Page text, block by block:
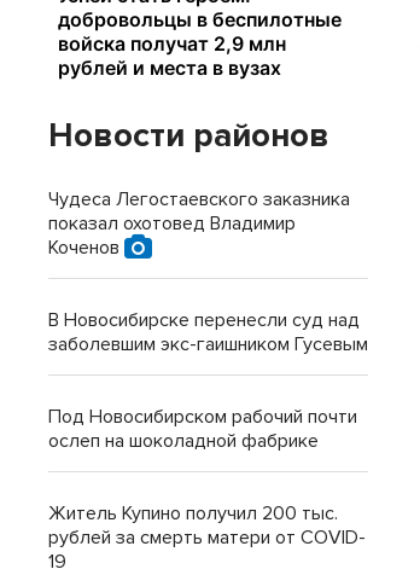
Новости районов
Чудеса Легостаевского заказника
показал охотовед Владимир
Коченов
В Новосибирске перенесли суд над
заболевшим экс-гаишником Гусевым
Под Новосибирском рабочий почти
ослеп на шоколадной фабрике
Житель Купино получил 200 тыс.
рублей за смерть матери от COVID-
19